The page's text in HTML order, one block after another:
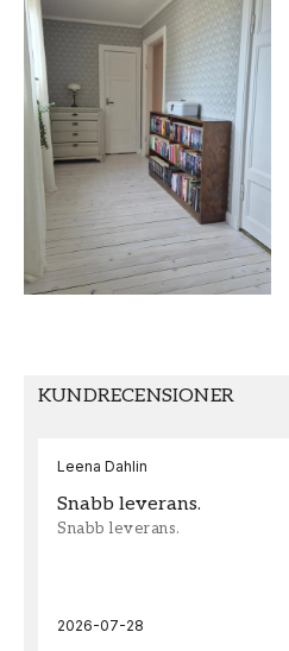
Tapeten AG
1,06
MÖNSTER
Randig
FÄRG
Grå
KUNDRECENSIONER
Leena Dahlin
Snabb leverans.
Snabb leverans.
2026-07-28